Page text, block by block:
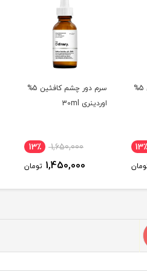
سرم دور چشم کافئین 5%
13٪
سرم دور چشم کافئین 5%
اوردینری 30ml
1,650,000 13٪
1,450,000 تومان